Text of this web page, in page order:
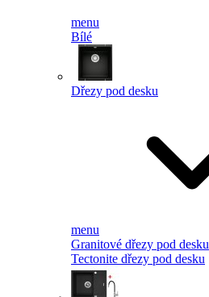
menu
Bílé
Dřezy pod desku
menu
Granitové dřezy pod desku
Tectonite dřezy pod desku